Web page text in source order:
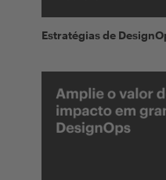
Estratégias de